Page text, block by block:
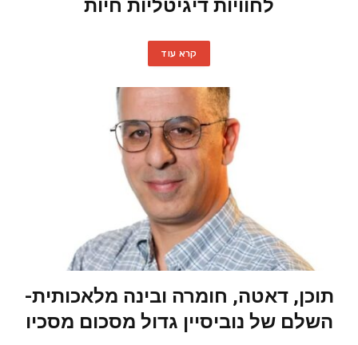
לחוויות דיגיטליות חיות
קרא עוד
תוכן, דאטה, חומרה ובינה מלאכותית-
השלם של נוביסיין גדול מסכום מסכיו